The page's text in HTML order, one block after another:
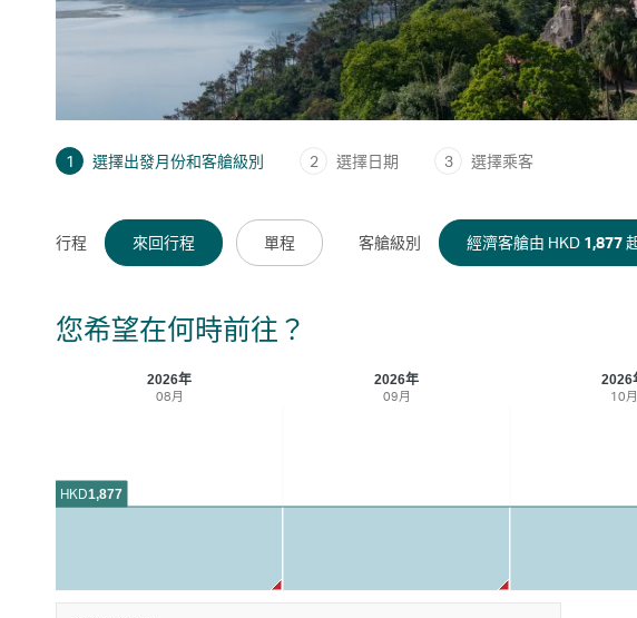
1 選擇出發月份和客艙級別 2 選擇日期 3 選擇乘客
行程 來回行程 單程 客艙級別 經濟客艙由 HKD 1,877
您希望在何時前往？
2026年
08月
2026年
09月
2026
10月
HKD1,877